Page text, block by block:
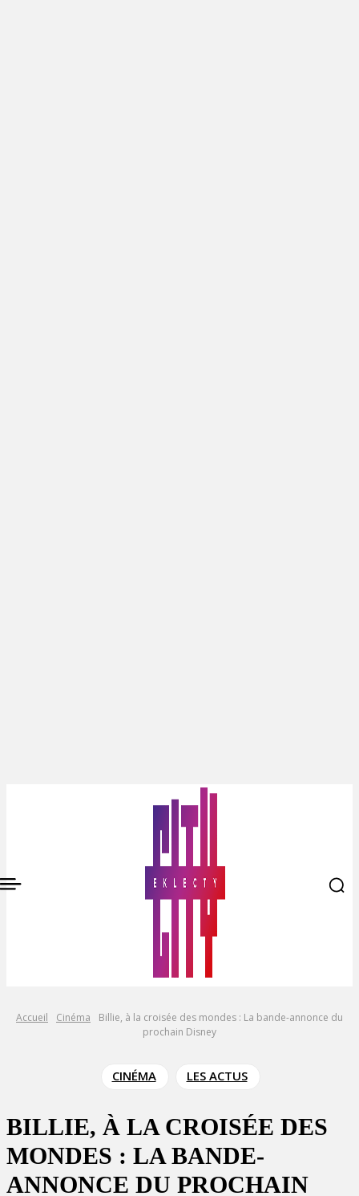
Accueil Cinéma
Billie, à la croisée des mondes : La bande-annonce du
prochain Disney
CINÉMA LES ACTUS
BILLIE, À LA CROISÉE DES
MONDES : LA BANDE-
ANNONCE DU PROCHAIN